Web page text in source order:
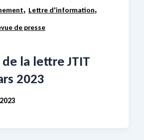
, Lettre d'information,
de presse
la lettre JTIT
2023